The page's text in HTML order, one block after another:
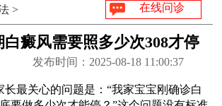
> 在线问诊
癜风需要照多少次308才停
发布时间：2025-08-18 11:00:37
长最关心的问题是：“我家宝宝刚确诊白